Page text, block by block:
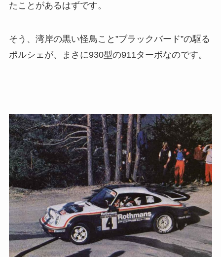
たことがあるはずです。
そう、湾岸の黒い怪鳥こと”ブラックバード”の駆る
ポルシェが、まさに930型の911ターボなのです。